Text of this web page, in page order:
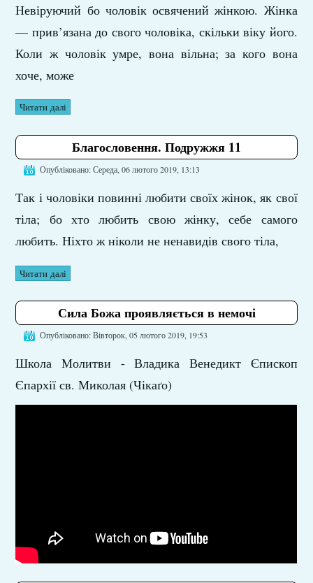
Невіруючий бо чоловік освячений жінкою. Жінка
— прив’язана до свого чоловіка, скільки віку його.
Коли ж чоловік умре, вона вільна; за кого вона
хоче, може
Читати далі
Благословення. Подружжя 11
Опубліковано: Середа, 06 лютого 2019, 13:13
Так і чоловіки повинні любити своїх жінок, як свої
тіла; бо хто любить свою жінку, себе самого
любить. Ніхто ж ніколи не ненавидів свого тіла,
Читати далі
Сила Божа проявляється в немочі
Опубліковано: Вівторок, 05 лютого 2019, 19:53
Школа Молитви - Владика Венедикт Єпископ
Єпархії св. Миколая (Чікаґо)